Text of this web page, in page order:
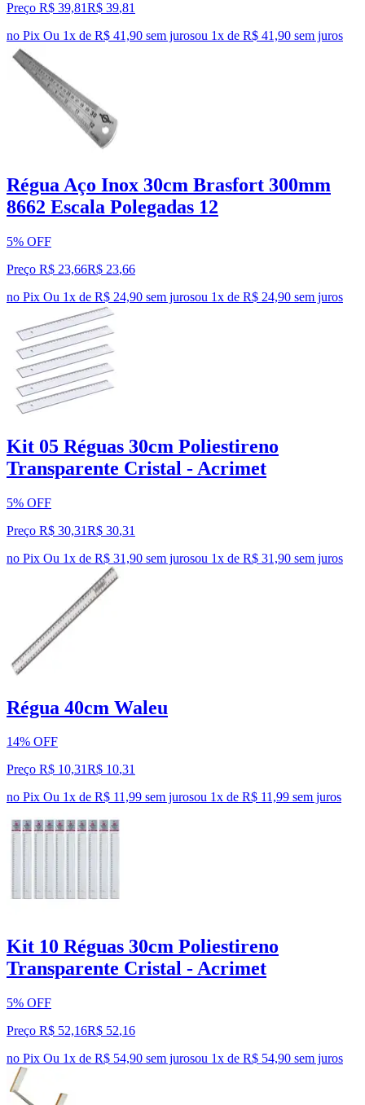
Preço R$ 39,81R$ 39,81
no Pix Ou 1x de R$ 41,90 sem jurosou 1x de R$ 41,90 sem juros
Régua Aço Inox 30cm Brasfort 300mm
8662 Escala Polegadas 12
5% OFF
Preço R$ 23,66R$ 23,66
no Pix Ou 1x de R$ 24,90 sem jurosou 1x de R$ 24,90 sem juros
Kit 05 Réguas 30cm Poliestireno
Transparente Cristal - Acrimet
5% OFF
Preço R$ 30,31R$ 30,31
no Pix Ou 1x de R$ 31,90 sem jurosou 1x de R$ 31,90 sem juros
Régua 40cm Waleu
14% OFF
Preço R$ 10,31R$ 10,31
no Pix Ou 1x de R$ 11,99 sem jurosou 1x de R$ 11,99 sem juros
Kit 10 Réguas 30cm Poliestireno
Transparente Cristal - Acrimet
5% OFF
Preço R$ 52,16R$ 52,16
no Pix Ou 1x de R$ 54,90 sem jurosou 1x de R$ 54,90 sem juros